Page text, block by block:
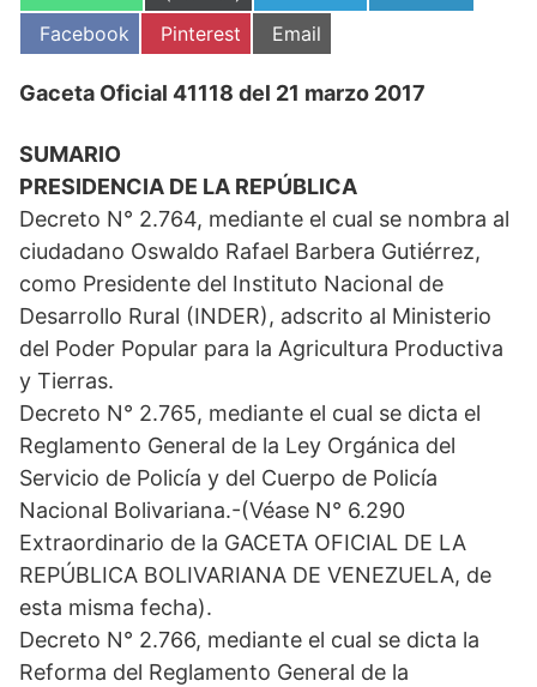
Compartir
en
Facebook
Compartir
en
Pinterest
Compartir
en
Email
Gaceta Oficial 41118 del 21 marzo 2017
SUMARIO
PRESIDENCIA DE LA REPÚBLICA
Decreto N° 2.764, mediante el cual se nombra al
ciudadano Oswaldo Rafael Barbera Gutiérrez,
como Presidente del Instituto Nacional de
Desarrollo Rural (INDER), adscrito al Ministerio
del Poder Popular para la Agricultura Productiva
y Tierras.
Decreto N° 2.765, mediante el cual se dicta el
Reglamento General de la Ley Orgánica del
Servicio de Policía y del Cuerpo de Policía
Nacional Bolivariana.-(Véase N° 6.290
Extraordinario de la GACETA OFICIAL DE LA
REPÚBLICA BOLIVARIANA DE VENEZUELA, de
esta misma fecha).
Decreto N° 2.766, mediante el cual se dicta la
Reforma del Reglamento General de la